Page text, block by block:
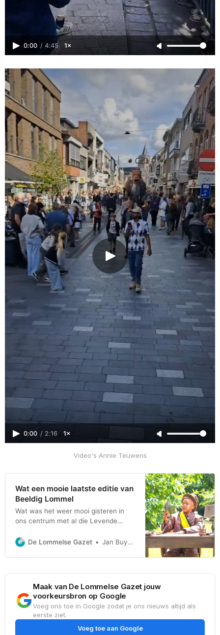
0:00 / 4:45 1×
0:00 / 2:16 1×
Video's Annie Teuwens
Wat een mooie laatste editie van
Beeldig Lommel
Wat was het weer mooi gisteren in
ons centrum met al die Levende
album met héél wat foto’s. Maar
zie de links onderaan dit artikel... En
De Lommelse Gazet Jan Buyens
Maak van De Lommelse Gazet jouw
voorkeursbron op Google
Voeg ons toe in Google zodat je ons nieuws altijd als
eerste ziet.
Voeg toe aan Google